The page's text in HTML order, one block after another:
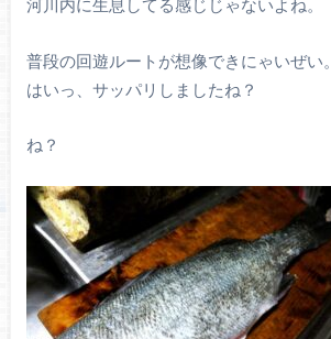
河川内に生息してる感じじゃないよね。
普段の回遊ルートが想像できにゃいぜい。
はいっ、サッパリしましたね？
ね？